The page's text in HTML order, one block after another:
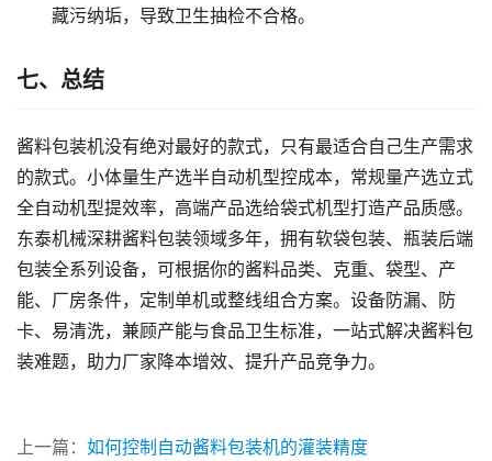
藏污纳垢，导致卫生抽检不合格。
七、总结
酱料包装机没有绝对最好的款式，只有最适合自己生产需求
的款式。小体量生产选半自动机型控成本，常规量产选立式
全自动机型提效率，高端产品选给袋式机型打造产品质感。
东泰机械深耕酱料包装领域多年，拥有软袋包装、瓶装后端
包装全系列设备，可根据你的酱料品类、克重、袋型、产
能、厂房条件，定制单机或整线组合方案。设备防漏、防
卡、易清洗，兼顾产能与食品卫生标准，一站式解决酱料包
装难题，助力厂家降本增效、提升产品竞争力。
上一篇： 如何控制自动酱料包装机的灌装精度